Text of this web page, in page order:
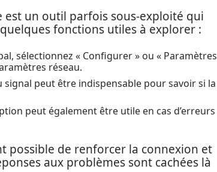
un outil parfois sous-exploité qui
fonctions utiles à explorer :
sélectionnez « Configurer » ou « Paramètres
réseau.
signal peut être indispensable pour savoir si la
peut également être utile en cas d’erreurs
possible de renforcer la connexion et
aux problèmes sont cachées là